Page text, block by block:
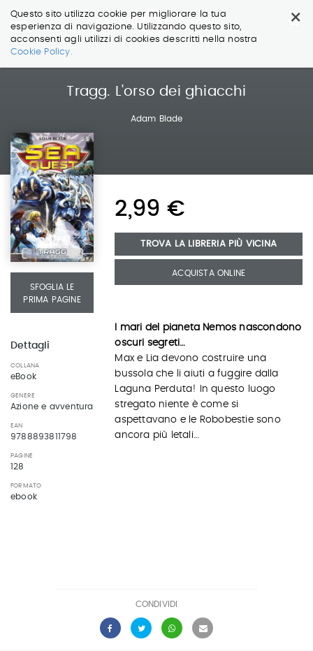
×
Questo sito utilizza cookie per migliorare la tua
esperienza di navigazione. Utilizzando questo sito,
acconsenti agli utilizzi di cookies descritti nella nostra
Cookie Policy.
Salta
Tragg. L'orso dei ghiacchi
Adam Blade
SFOGLIA LE
PRIMA PAGINE
Dettagli
COLLANA
eBook
GENERE
Azione e avventura
EAN
9788893811798
PAGINE
128
FORMATO
ebook
2,99 €
TROVA LA LIBRERIA PIÙ VICINA
ACQUISTA ONLINE
I mari del pianeta Nemos nascondono
oscuri segreti…
Max e Lia devono costruire una
bussola che li aiuti a fuggire dalla
Laguna Perduta! In questo luogo
stregato niente è come si
aspettavano e le Robobestie sono
ancora più letali…
CONDIVIDI